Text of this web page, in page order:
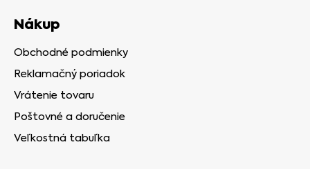
Nákup
Obchodné podmienky
Reklamačný poriadok
Vrátenie tovaru
Poštovné a doručenie
Veľkostná tabuľka